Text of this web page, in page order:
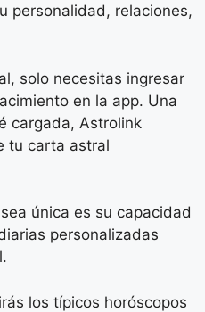
personalidad, relaciones,
solo necesitas ingresar
en la app. Una
cargada, Astrolink
tu carta astral
única es su capacidad
personalizadas
los típicos horóscopos